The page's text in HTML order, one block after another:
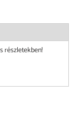
részletekben!